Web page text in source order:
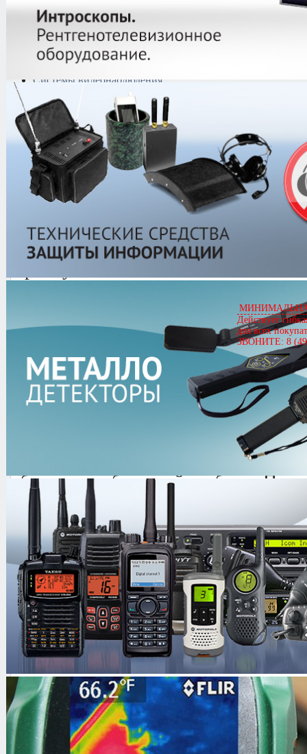
Металлодетекторы
Полиграфы
Противокражные системы
Рации и Аксессуары
Переговорные устройства
Системы видеонаблюдения
оборудование
Контроль доступа
Каталог/Металлодетекторы/
GEMINI-3
FISHER GEMINI-3
Кол-во
оценка (0 голосов)
Действует
для всех
ЗВОНИТЕ: 8
Прибор
объектов на большой глубине.
кладов, а также рассчитан на
строительстве. Настраивается
механически.
Основные особенности
Большая глубина обнаружения
Технические характеристики
Количество частот 1